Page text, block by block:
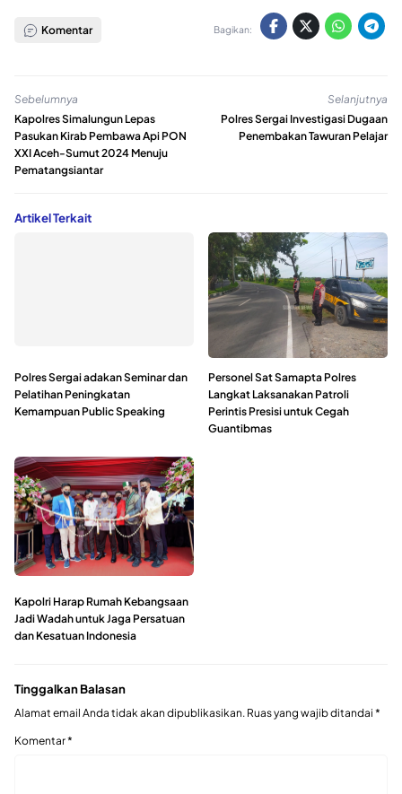
Komentar Bagikan:
Sebelumnya
Kapolres Simalungun Lepas
Pasukan Kirab Pembawa Api PON
XXI Aceh-Sumut 2024 Menuju
Pematangsiantar
Selanjutnya
Polres Sergai Investigasi Dugaan
Penembakan Tawuran Pelajar
Artikel Terkait
Polres Sergai adakan Seminar dan
Pelatihan Peningkatan
Kemampuan Public Speaking
Personel Sat Samapta Polres
Langkat Laksanakan Patroli
Perintis Presisi untuk Cegah
Guantibmas
Kapolri Harap Rumah Kebangsaan
Jadi Wadah untuk Jaga Persatuan
dan Kesatuan Indonesia
Tinggalkan Balasan
Alamat email Anda tidak akan dipublikasikan. Ruas yang wajib ditandai *
Komentar*